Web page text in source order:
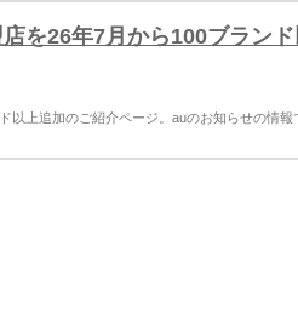
を26年7月から100ブラン
以上追加のご紹介ページ。auのお知らせの情報